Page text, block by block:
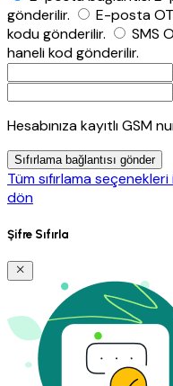
gönderilir.
E-posta
kodu gönderilir.
SMS
haneli kod gönderilir.
Hesabınıza kayıtlı GSM
Sıfırlama bağlantısı gönder
Tüm sıfırlama
dön
Şifre Sıfırla